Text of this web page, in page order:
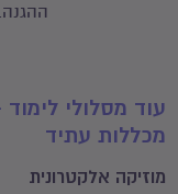
ההגנה.
עוד מסלולי
מכללות עתיד
מוזיקה אלקטרונית